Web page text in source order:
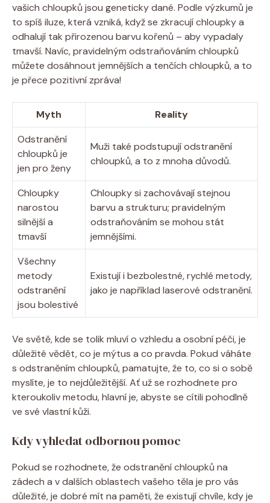
vašich chloupků jsou geneticky dané. Podle výzkumů je
to spíš iluze, která vzniká, když se zkracují chloupky a
odhalují tak přirozenou barvu kořenů – aby vypadaly
tmavší. Navíc, pravidelným odstraňováním chloupků
můžete dosáhnout jemnějších a tenčích chloupků, a to
je přece pozitivní zpráva!
Myth
Reality
Odstranění
chloupků je
jen pro ženy
Muži také podstupují odstranění
chloupků, a to z mnoha důvodů.
Chloupky
narostou
silnější a
tmavší
Chloupky si zachovávají stejnou
barvu a strukturu; pravidelným
odstraňováním se mohou stát
jemnějšími.
Všechny
metody
odstranění
jsou bolestivé
Existují i bezbolestné, rychlé metody,
jako je například laserové odstranění.
Ve světě, kde se tolik mluví o vzhledu a osobní péči, je
důležité vědět, co je mýtus a co pravda. Pokud váháte
s odstraněním chloupků, pamatujte, že to, co si o sobě
myslíte, je to nejdůležitější. Ať už se rozhodnete pro
kteroukoliv metodu, hlavní je, abyste se cítili pohodlně
ve své vlastní kůži.
Kdy vyhledat odbornou pomoc
Pokud se rozhodnete, že odstranění chloupků na
zádech a v dalších oblastech vašeho těla je pro vás
důležité, je dobré mít na paměti, že existují chvíle, kdy je